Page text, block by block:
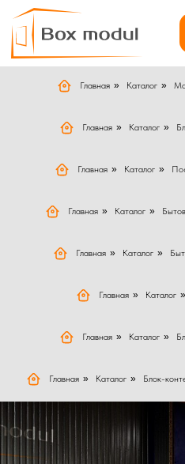
Позвонить
Главная » Каталог »
Главная » Каталог »
Главная » Каталог »
Главная » Каталог »
Главная » Каталог »
Главная » Каталог »
Главная » Каталог »
Главная » Каталог » Блок-